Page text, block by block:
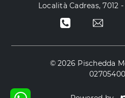
Località Cadreas, 7012
© 2026 Pischedda